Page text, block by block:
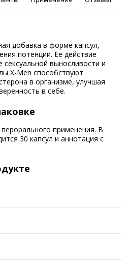
добавка в форме капсул,
потенции. Ее действие
сексуальной выносливости и
X-Men способствуют
в организме, улучшая
в себе.
применения. В
30 капсул и аннотация с